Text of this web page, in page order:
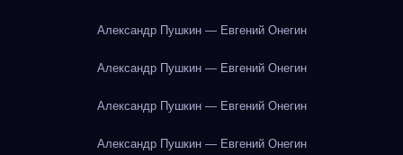
Александр Пушкин — Евгений Онегин
Александр Пушкин — Евгений Онегин
Александр Пушкин — Евгений Онегин
Александр Пушкин — Евгений Онегин